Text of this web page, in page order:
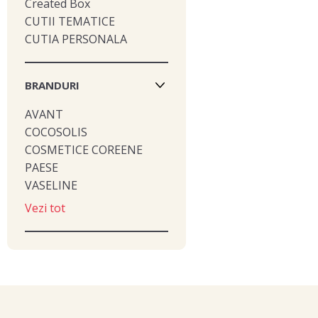
Created Box
CUTII TEMATICE
CUTIA PERSONALA
BRANDURI
AVANT
COCOSOLIS
COSMETICE COREENE
PAESE
VASELINE
Vezi tot